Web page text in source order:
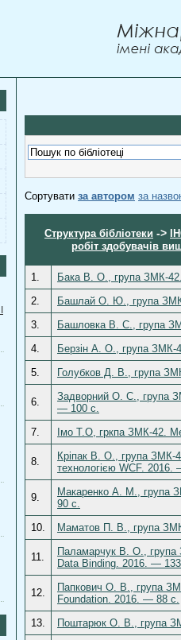
Сортувати за автором за
Структура бібліотеки ->
робіт здобувачів
1.
Бака В. О., група ЗМК-
2.
Башлай О. Ю., група ЗМК-
3.
Башловка В. С., група
4.
Берзін А. О., група ЗМК-
5.
Голубков Д. В., група
6.
Задворний О. С., група
— 100 c.
7.
Імо Т.О, гркпа ЗМК-42.
8.
Кріпак В. О., група ЗМК-
технологією WCF.
9.
Макаренко А. М., група
90 c.
10.
Маматов П. В., група
11.
Паламарчук В. О., група
Data Binding. 2016. —
12.
Папкович О. В., група
Foundation. 2016. — 88 c.
13.
Поштарюк О. В., група